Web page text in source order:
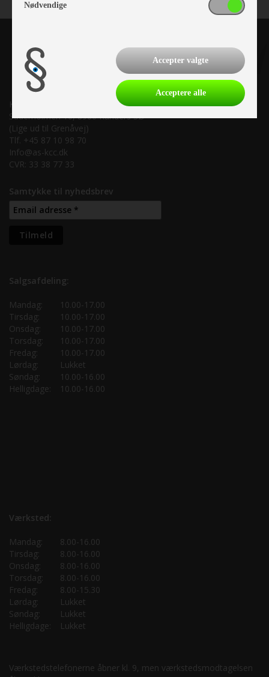
Kronjyllands Camping Center A/S
Suderholmen 10, 8960 Randers SØ
(Lige ud til Grenåvej)
Tlf. +45 87 10 98 70
Info@as-kcc.dk
CVR: 33 38 77 33
Samtykke til nyhedsbrev
Salgsafdeling:
Mandag:
10.00-17.00
Tirsdag:
10.00-17.00
Onsdag:
10.00-17.00
Torsdag:
10.00-17.00
Fredag:
10.00-17.00
Lørdag:
Lukket
Søndag:
10.00-16.00
Helligdage:
10.00-16.00
Værksted:
Mandag:
8.00-16.00
Tirsdag:
8.00-16.00
Onsdag:
8.00-16.00
Torsdag:
8.00-16.00
Fredag:
8.00-15.30
Lørdag:
Lukket
Søndag:
Lukket
Helligdage:
Lukket
Værkstedstelefonerne åbner kl. 9, men værkstedsmodtagelsen
Nødvendige
Accepter valgte
Acceptere alle